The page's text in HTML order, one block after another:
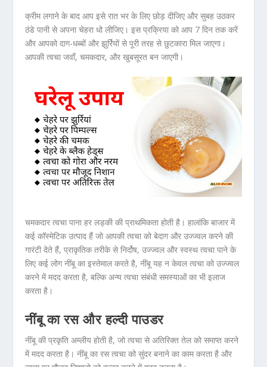
क्रीम लगाने के बाद आप इसे रात भर के लिए छोड़ दीजिए और सुबह उठकर
ठंडे पानी से अपना चेहरा धो लीजिए। इस प्रक्रिया को आप 7 दिन तक करें
और आपको दाग-धब्बों और झुर्रियों से पूरी तरह से छुटकारा मिल जाएगा।
आपकी त्वचा जवाँ, चमकदार, और खुबसूरत बन जाएगी।
चमकदार त्वचा पाना हर लड़की की प्राथमिकता होती है। हालांकि बाजार में
कई कॉस्मेटिक उत्पाद हैं जो आपकी त्वचा को बेदाग और उज्ज्वल करने की
गारंटी देते हैं, प्राकृतिक तरीके से निर्दोष, उज्ज्वल और स्वस्थ त्वचा पाने के
लिए कई लोग नींबू का इस्तेमाल करते है, नींबू यह न केवल त्वचा को उज्ज्वल
करने में मदद करता है, बल्कि अन्य त्वचा संबंधी समस्याओं का भी इलाज
करता है।
नींबू कारसऔरहल्दीपाउडर
नींबू की प्रकृति अम्लीय होती है, जो त्वचा से अतिरिक्त तेल को समाप्त करने
में मदद करता है। नींबू का रस त्वचा को सुंदर बनाने का काम करता है और